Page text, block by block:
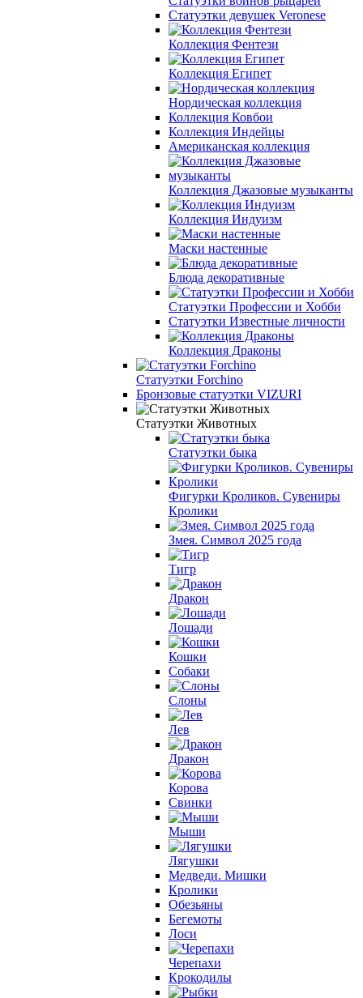
Статуэтки девушек Veronese
Коллекция Фентези
Коллекция Египет
Нордическая коллекция
Коллекция Ковбои
Коллекция Индейцы
Американская коллекция
Коллекция Джазовые музыканты
Коллекция Индуизм
Маски настенные
Блюда декоративные
Статуэтки Профессии и Хобби
Статуэтки Известные личности
Коллекция Драконы
Статуэтки Forchino
Бронзовые статуэтки VIZURI
Статуэтки Животных
Статуэтки быка
Фигурки Кроликов. Сувениры
Кролики
Змея. Символ 2025 года
Тигр
Дракон
Лошади
Кошки
Собаки
Слоны
Лев
Дракон
Корова
Свинки
Мыши
Лягушки
Медведи. Мишки
Кролики
Обезьяны
Бегемоты
Лоси
Черепахи
Крокодилы